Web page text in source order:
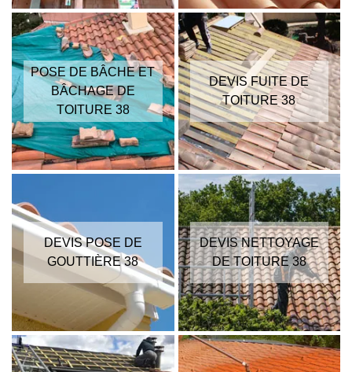
POSE DE BÂCHE ET
BÂCHAGE DE
TOITURE 38
DEVIS FUITE DE
TOITURE 38
DEVIS POSE DE
GOUTTIÈRE 38
DEVIS NETTOYAGE
DE TOITURE 38